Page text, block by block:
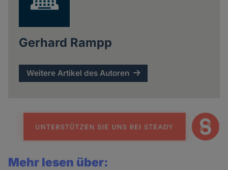
Gerhard Rampp
Weitere Artikel des Autoren
Mehr lesen über: